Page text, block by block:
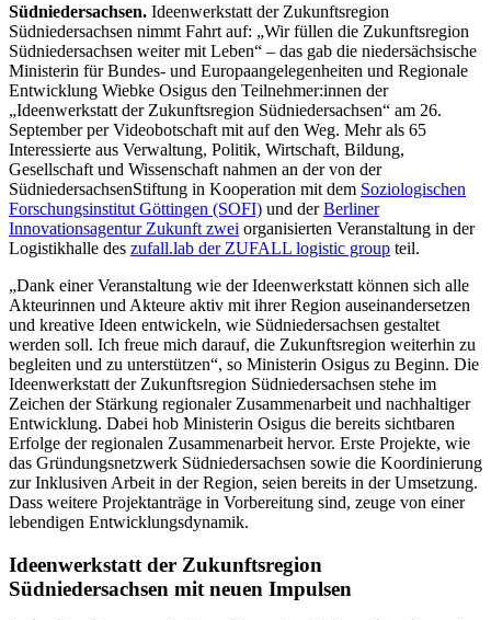
Südniedersachsen. Ideenwerkstatt der Zukunftsregion
Südniedersachsen nimmt Fahrt auf: „Wir füllen die Zukunftsregion
Südniedersachsen weiter mit Leben“ – das gab die niedersächsische
Ministerin für Bundes- und Europaangelegenheiten und Regionale
Entwicklung Wiebke Osigus den Teilnehmer:innen der
„Ideenwerkstatt der Zukunftsregion Südniedersachsen“ am 26.
September per Videobotschaft mit auf den Weg. Mehr als 65
Interessierte aus Verwaltung, Politik, Wirtschaft, Bildung,
Gesellschaft und Wissenschaft nahmen an der von der
SüdniedersachsenStiftung in Kooperation mit dem Soziologischen
Forschungsinstitut Göttingen (SOFI) und derBerliner
Innovationsagentur Zukunft zwei organisierten Veranstaltung in der
Logistikhalle des zufall.lab der ZUFALL logistic group teil.
„Dank einer Veranstaltung wie der Ideenwerkstatt können sich alle
Akteurinnen und Akteure aktiv mit ihrer Region auseinandersetzen
und kreative Ideen entwickeln, wie Südniedersachsen gestaltet
werden soll. Ich freue mich darauf, die Zukunftsregion weiterhin zu
begleiten und zu unterstützen“, so Ministerin Osigus zu Beginn. Die
Ideenwerkstatt der Zukunftsregion Südniedersachsen stehe im
Zeichen der Stärkung regionaler Zusammenarbeit und nachhaltiger
Entwicklung. Dabei hob Ministerin Osigus die bereits sichtbaren
Erfolge der regionalen Zusammenarbeit hervor. Erste Projekte, wie
das Gründungsnetzwerk Südniedersachsen sowie die Koordinierung
zur Inklusiven Arbeit in der Region, seien bereits in der Umsetzung.
Dass weitere Projektanträge in Vorbereitung sind, zeuge von einer
lebendigen Entwicklungsdynamik.
Ideenwerkstatt der Zukunftsregion
Südniedersachsen mit neuen Impulsen